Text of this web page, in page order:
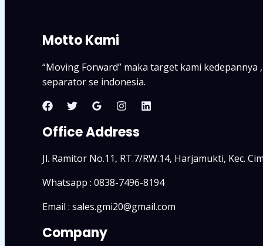
Motto Kami
“Moving Forward” maka target kami
separator se indonesia.
Office Address
Jl. Ramitor No.11, RT.7/RW.14, Harjamukti, Kec.
Whatsapp : 0838-7496-8194
Email : sales.gmi20@gmail.com
Company